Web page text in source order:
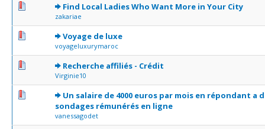
Find Local Ladies Who Want More in Your City
zakariae
0 Votes - 0 sur 5 en moyenne
12345
Voyage de luxe
voyageluxurymaroc
0 Votes - 0 sur 5 en moyenne
1 234 5
Recherche affiliés - Crédit
Virginie10
0 Votes - 0 sur 5 en moyenne
1234 5
Un salaire de 4000 euros par mois en répondant a
sondages rémunérés en ligne
vanessagodet
0 Votes - 0 sur 5 en moyenne
12345